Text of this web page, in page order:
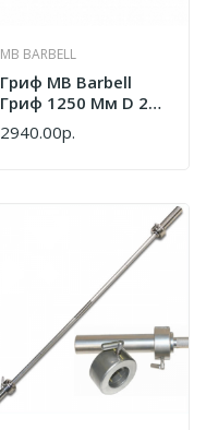
MB BARBELL
Гриф MB Barbell
Гриф 1250 Мм D 25
Замок Гайка
Вэйдера
2940.00р.